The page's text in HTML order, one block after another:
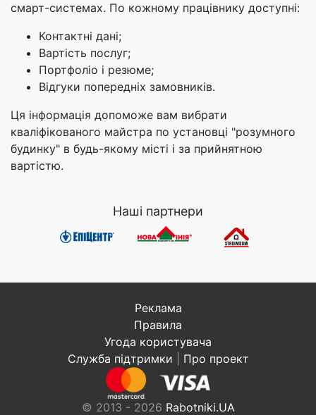
смарт-системах. По кожному працівнику доступні:
Контактні дані;
Вартість послуг;
Портфоліо і резюме;
Відгуки попередніх замовників.
Ця інформація допоможе вам вибрати
кваліфікованого майстра по установці "розумного
будинку" в будь-якому місті і за прийнятною
вартістю.
Наші партнери
Реклама
Правила
Угода користувача
Служба підтримки
Про проект
© 2013 - 2026 Rabotniki.UA